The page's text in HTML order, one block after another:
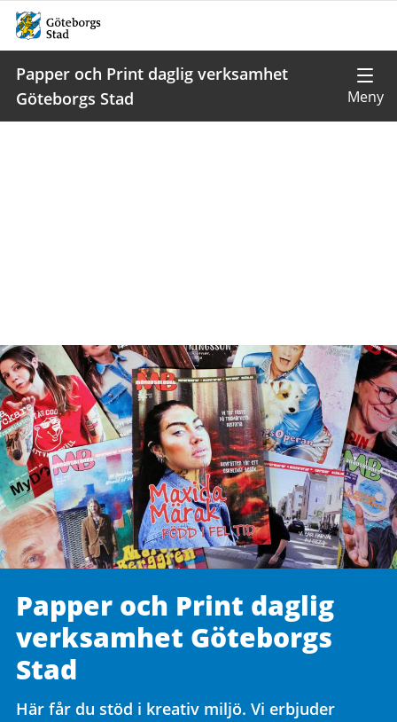
Papper och Print daglig verksamhet
Göteborgs Stad
Papper och Print daglig
verksamhet Göteborgs
Stad
Här får du stöd i kreativ miljö. Vi erbjuder